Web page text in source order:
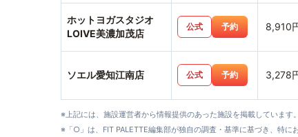
ホットヨガスタジオ
LOIVE美濃加茂店
公式 予約 8,910
ソエル愛知江南店 公式 予約 3,278
※上記には、施設運営者から情報提供のあった施設を掲載しています
※「○」は、FIT PALETTE編集部が独自の調査・基準に基づき、特に